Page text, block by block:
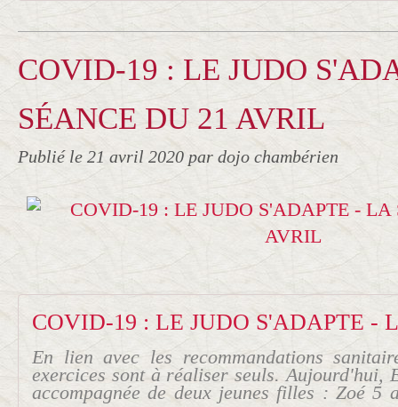
COVID-19 : LE JUDO
SÉANCE DU 21 AVRIL
Publié le 21 avril 2020 par dojo chambérien
En lien avec les recommandations
exercices sont à réaliser seuls. Aujourd'hui,
accompagnée de deux jeunes filles : Zoé 5